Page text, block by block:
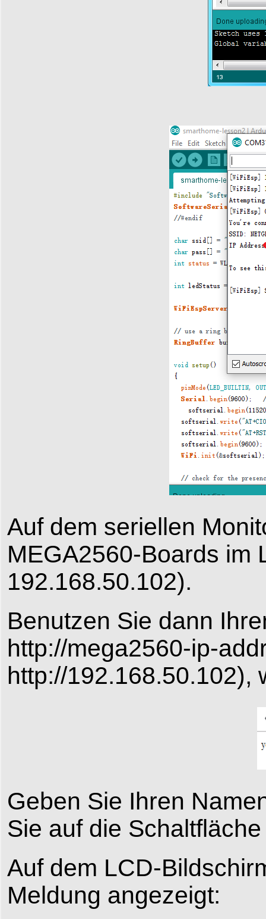
Auf dem seriellen
MEGA2560-Boards im
192.168.50.102).
Benutzen Sie dann
http://mega2560-ip-
http://192.168.50.102),
Geben Sie Ihren
Sie auf die
Auf dem LCD-
Meldung angezeigt: